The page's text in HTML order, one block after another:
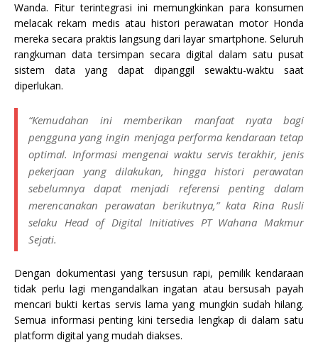
Wanda. Fitur terintegrasi ini memungkinkan para konsumen
melacak rekam medis atau histori perawatan motor Honda
mereka secara praktis langsung dari layar smartphone. Seluruh
rangkuman data tersimpan secara digital dalam satu pusat
sistem data yang dapat dipanggil sewaktu-waktu saat
diperlukan.
“Kemudahan ini memberikan manfaat nyata bagi
pengguna yang ingin menjaga performa kendaraan tetap
optimal. Informasi mengenai waktu servis terakhir, jenis
pekerjaan yang dilakukan, hingga histori perawatan
sebelumnya dapat menjadi referensi penting dalam
merencanakan perawatan berikutnya,” kata Rina Rusli
selaku Head of Digital Initiatives PT Wahana Makmur
Sejati.
Dengan dokumentasi yang tersusun rapi, pemilik kendaraan
tidak perlu lagi mengandalkan ingatan atau bersusah payah
mencari bukti kertas servis lama yang mungkin sudah hilang.
Semua informasi penting kini tersedia lengkap di dalam satu
platform digital yang mudah diakses.